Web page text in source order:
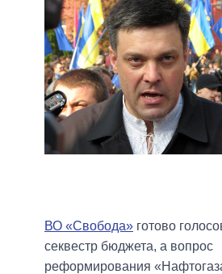
ВО «Свобода» готово
секвестр бюджета, а вопрос
реформирования